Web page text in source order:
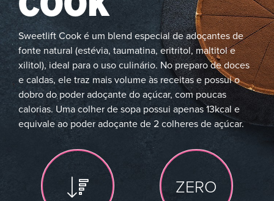
Sweetlift Cook é um blend especial de adoçantes de
fonte natural (estévia, taumatina, eritritol, maltitol e
xilitol), ideal para o uso culinário. No preparo de doces
e caldas, ele traz mais volume às receitas e possui o
dobro do poder adoçante do açúcar, com poucas
calorias. Uma colher de sopa possui apenas 13kcal e
equivale ao poder adoçante de 2 colheres de açúcar.
ZERO